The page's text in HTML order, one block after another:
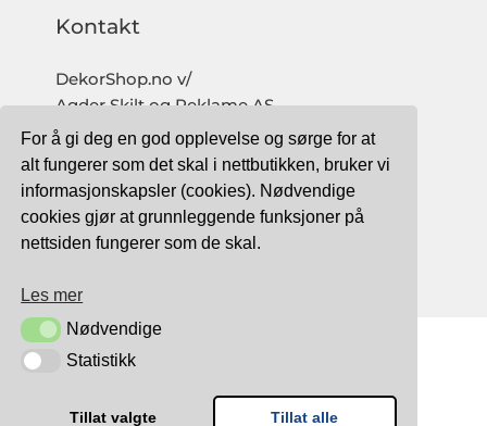
For å gi deg en god opplevelse og sørge for at
alt fungerer som det skal i nettbutikken, bruker vi
informasjonskapsler (cookies). Nødvendige
cookies gjør at grunnleggende funksjoner på
nettsiden fungerer som de skal.
Les mer
NødvendigeNødvendige
StatistikkStatistikk
Tillat valgte Tillat alle
Kontakt
DekorShop.no v/
Agder Skilt og Reklame AS
Org. nr: 997 633 016 MVA
salg@dekorshop.no
Tlf: 959 32 123
09.00 - 16.00
TRYGG BETALING MED: